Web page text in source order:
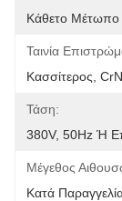
Κάθετο Μέτωπο
Ταινία
Κασσίτερος,
Τάση:
380V, 50Hz Ή
Μέγεθος
Κατά